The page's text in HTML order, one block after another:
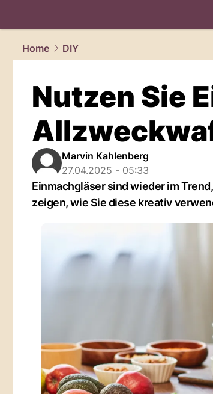
Home
DIY
Nutzen Sie
Marvin Kahlenberg
27.04.2025 - 05:33
Einmachgläser sind wieder im
zeigen, wie Sie diese kreativ